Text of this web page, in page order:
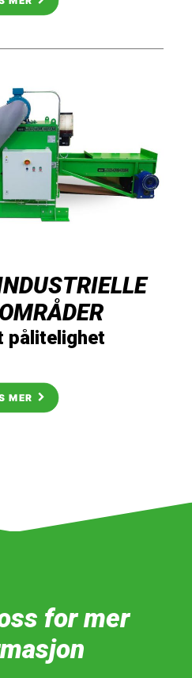
pålitelighet
MER
for mer